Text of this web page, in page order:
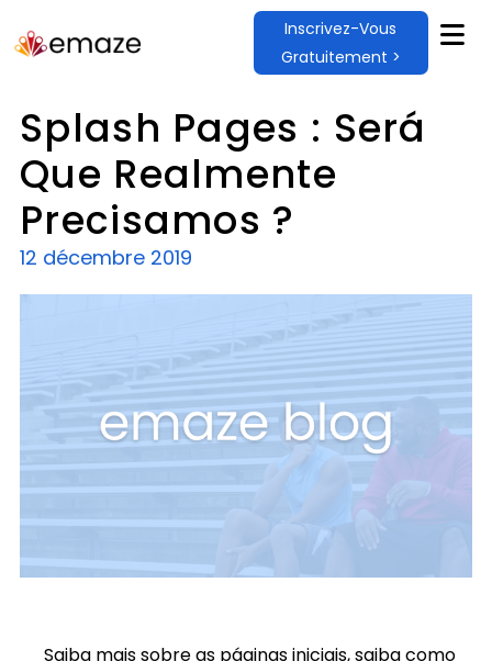
Inscrivez-Vous
Gratuitement >
Splash Pages : Será
Que Realmente
Precisamos ?
12 décembre 2019
Saiba mais sobre as páginas iniciais, saiba como